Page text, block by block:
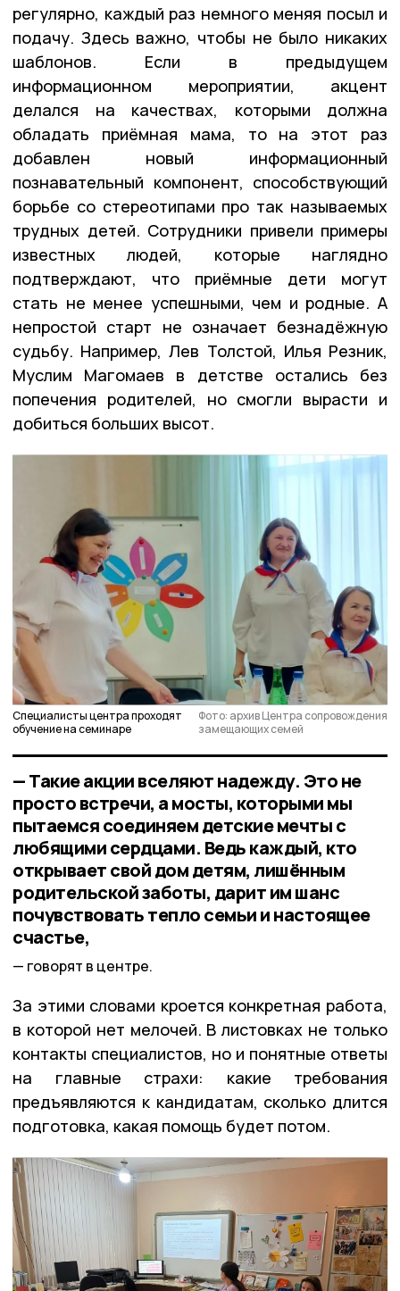
регулярно, каждый раз немного меняя посыл и
подачу. Здесь важно, чтобы не было никаких
шаблонов. Если в предыдущем
информационном мероприятии, акцент
делался на качествах, которыми должна
обладать приёмная мама, то на этот раз
добавлен новый информационный
познавательный компонент, способствующий
борьбе со стереотипами про так называемых
трудных детей. Сотрудники привели примеры
известных людей, которые наглядно
подтверждают, что приёмные дети могут
стать не менее успешными, чем и родные. А
непростой старт не означает безнадёжную
судьбу. Например, Лев Толстой, Илья Резник,
Муслим Магомаев в детстве остались без
попечения родителей, но смогли вырасти и
добиться больших высот.
Специалисты центра проходят
обучение на семинаре
Фото: архив Центра сопровождения
замещающих семей
— Такие акции вселяют надежду. Это не
просто встречи, а мосты, которыми мы
пытаемся соединяем детские мечты с
любящими сердцами. Ведь каждый, кто
открывает свой дом детям, лишённым
родительской заботы, дарит им шанс
почувствовать тепло семьи и настоящее
счастье,
говорят в центре.
За этими словами кроется конкретная работа,
в которой нет мелочей. В листовках не только
контакты специалистов, но и понятные ответы
на главные страхи: какие требования
предъявляются к кандидатам, сколько длится
подготовка, какая помощь будет потом.